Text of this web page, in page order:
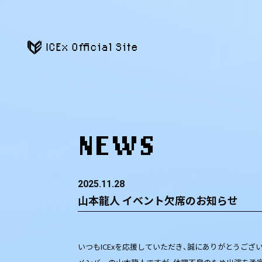
ICEx Official Site
NEWS
2025.11.28
山本龍人 イベント欠席のお知らせ
いつもICExを応援していただき、誠にありがとうござ